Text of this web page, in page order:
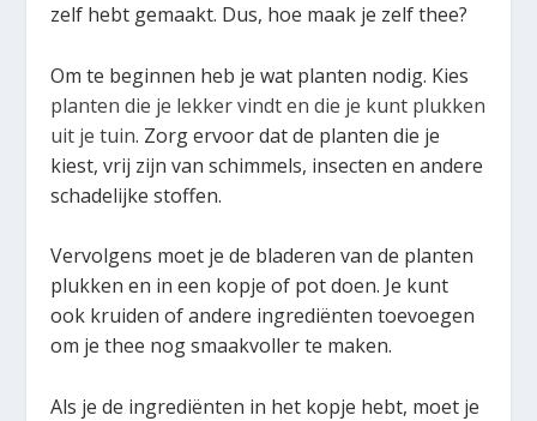
zelf hebt gemaakt. Dus, hoe maak je zelf thee?
Om te beginnen heb je wat planten nodig. Kies
planten die je lekker vindt en die je kunt plukken
uit je tuin. Zorg ervoor dat de planten die je
kiest, vrij zijn van schimmels, insecten en andere
schadelijke stoffen.
Vervolgens moet je de bladeren van de planten
plukken en in een kopje of pot doen. Je kunt
ook kruiden of andere ingrediënten toevoegen
om je thee nog smaakvoller te maken.
Als je de ingrediënten in het kopje hebt, moet je